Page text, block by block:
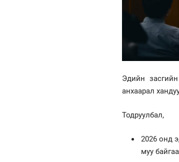
Эдийн
анхаарал
Тодруулбал,
2026 онд
муу